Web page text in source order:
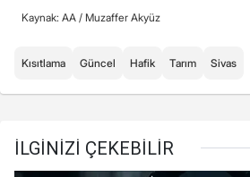
Kaynak: AA / Muzaffer Akyüz
Kısıtlama Güncel Hafik Tarım Sivas